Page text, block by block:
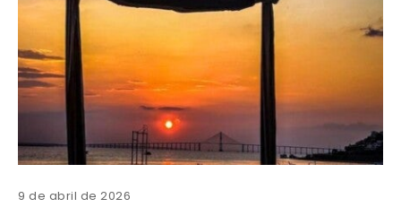
9 de abril de 2026